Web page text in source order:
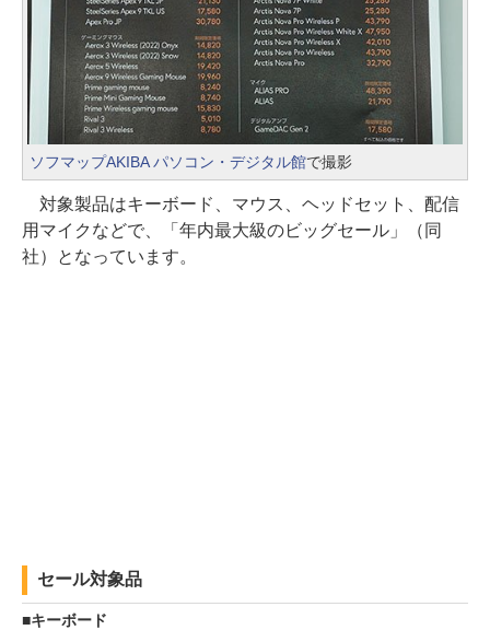
ソフマップAKIBA パソコン・デジタル館で撮影
対象製品はキーボード、マウス、ヘッドセット、配信
用マイクなどで、「年内最大級のビッグセール」（同
社）となっています。
セール対象品
キーボード